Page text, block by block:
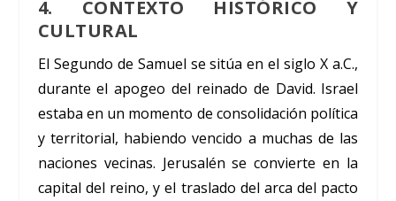
4. CONTEXTO HISTÓRICO Y
CULTURAL
El Segundo de Samuel se sitúa en el siglo X a.C.,
durante el apogeo del reinado de David. Israel
estaba en un momento de consolidación política
y territorial, habiendo vencido a muchas de las
naciones vecinas. Jerusalén se convierte en la
capital del reino, y el traslado del arca del pacto